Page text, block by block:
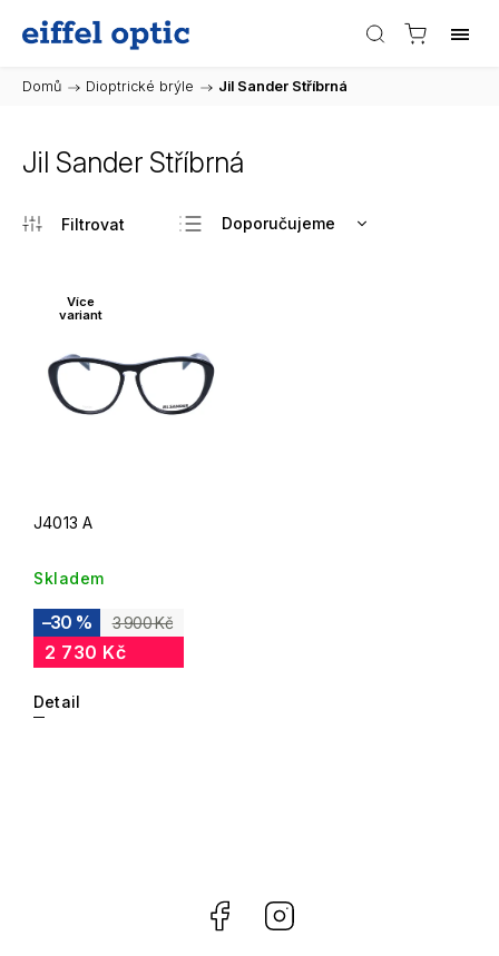
Domů / Dioptrické brýle / Jil Sander Stříbrná
Jil Sander Stříbrná
Doporučujeme
Více
variant
J4013 A
Skladem
3 900 Kč
–30 %
2 730 Kč
Detail
Facebook